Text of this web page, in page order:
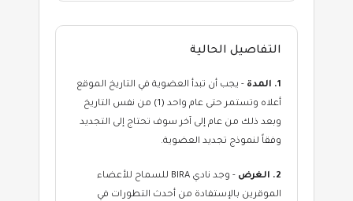
التفاصيل الحالية
1. المدة
- يجب أن تبدأ العضوية في التاريخ الموقع
أعلاه وتستمر حتى عام واحد (1) من نفس التاريخ
وبعد ذلك من عام إلى آخر سوف تحتاج إلى التجديد
وفقاً لنموذج تجديد العضوية.
2. الغرض
- وجد نادي BIRA للسماح للأعضاء
الموقرين بالإستفادة من أحدث التطورات في